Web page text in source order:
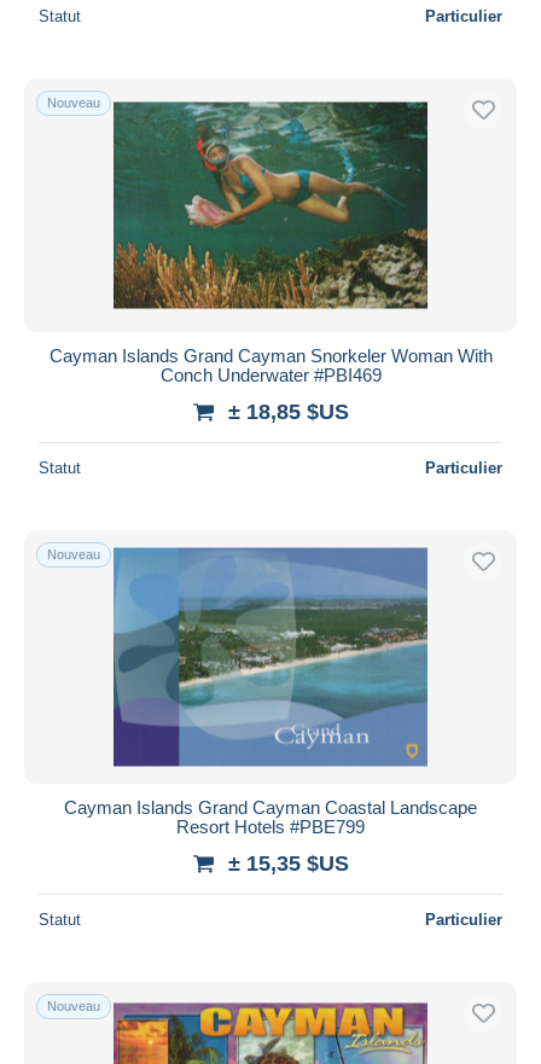
Statut Particulier
Nouveau
Cayman Islands Grand Cayman Snorkeler Woman With
Conch Underwater #PBI469
± 18,85 $US
Statut Particulier
Nouveau
Cayman Islands Grand Cayman Coastal Landscape
Resort Hotels #PBE799
± 15,35 $US
Statut Particulier
Nouveau